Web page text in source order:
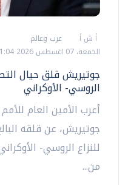
أ ش أ
عرب وعالم
الجمعة، 07 اغسطس 2026 01:04 ص
جوتيريش قلق حيال
الروسي- الأوكراني
أعرب الأمين العام
جوتيريش، عن قلقه
للنزاع الروسي-
من...